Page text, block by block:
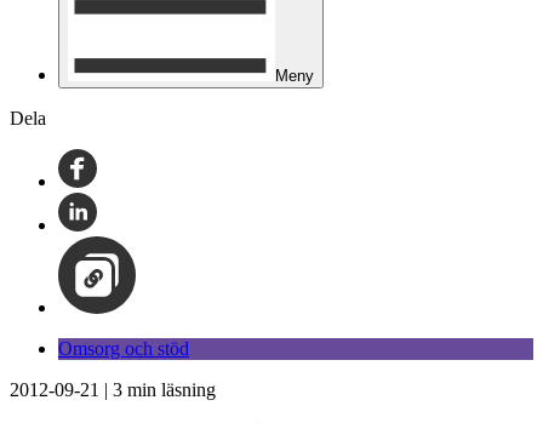
Meny
Dela
Omsorg och stöd
2012-09-21 | 3 min läsning